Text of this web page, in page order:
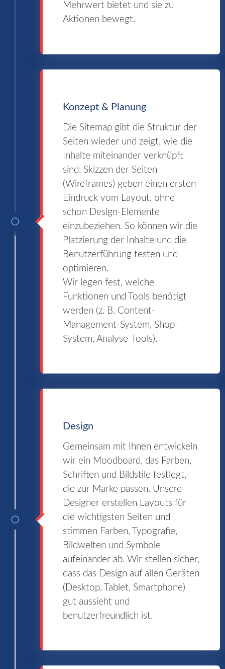
Mehrwert bietet und sie zu
Aktionen bewegt.
Konzept & Planung
Die Sitemap gibt die Struktur der
Seiten wieder und zeigt, wie die
Inhalte miteinander verknüpft
sind. Skizzen der Seiten
(Wireframes) geben einen ersten
Eindruck vom Layout, ohne
schon Design-Elemente
einzubeziehen. So können wir die
Platzierung der Inhalte und die
Benutzerführung testen und
optimieren.
Wir legen fest, welche
Funktionen und Tools benötigt
werden (z. B. Content-
Management-System, Shop-
System, Analyse-Tools).
Design
Gemeinsam mit Ihnen entwickeln
wir ein Moodboard, das Farben,
Schriften und Bildstile festlegt,
die zur Marke passen. Unsere
Designer erstellen Layouts für
die wichtigsten Seiten und
stimmen Farben, Typografie,
Bildwelten und Symbole
aufeinander ab. Wir stellen sicher,
dass das Design auf allen Geräten
(Desktop, Tablet, Smartphone)
gut aussieht und
benutzerfreundlich ist.